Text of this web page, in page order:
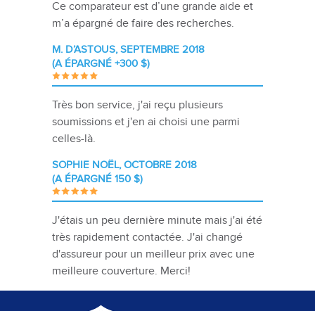
Ce comparateur est d’une grande aide et
m’a épargné de faire des recherches.
M. D’ASTOUS, SEPTEMBRE 2018
(A ÉPARGNÉ +300 $)
Très bon service, j'ai reçu plusieurs
soumissions et j'en ai choisi une parmi
celles-là.
SOPHIE NOËL, OCTOBRE 2018
(A ÉPARGNÉ 150 $)
J'étais un peu dernière minute mais j'ai été
très rapidement contactée. J'ai changé
d'assureur pour un meilleur prix avec une
meilleure couverture. Merci!